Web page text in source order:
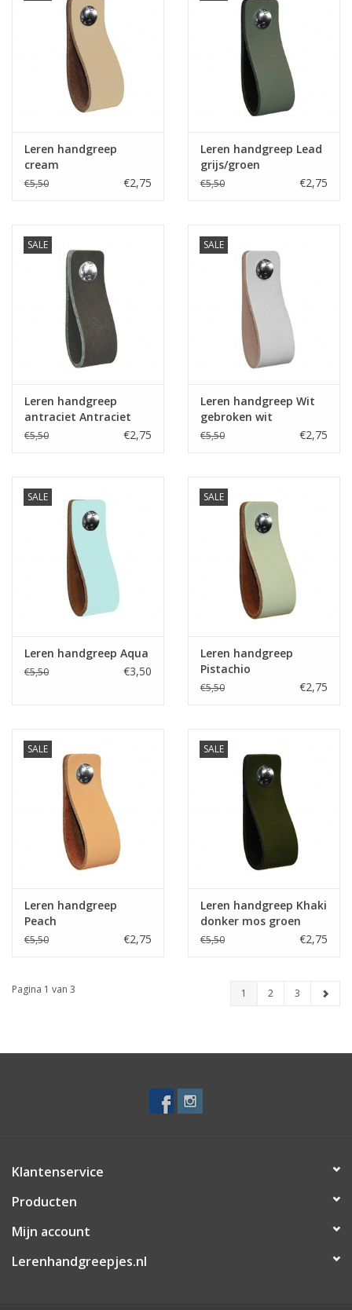
Leren handgreep
cream
€5,50 €2,75
Leren handgreep Lead
grijs/groen
€5,50 €2,75
SALE
Leren handgreep
antraciet Antraciet
€5,50 €2,75
SALE
Leren handgreep Wit
gebroken wit
€5,50 €2,75
SALE
Leren handgreep Aqua
€5,50 €3,50
SALE
Leren handgreep
Pistachio
€5,50 €2,75
SALE
Leren handgreep
Peach
€5,50 €2,75
SALE
Leren handgreep Khaki
donker mos groen
€5,50 €2,75
Pagina 1 van 3 1 2 3
Klantenservice
Producten
Mijn account
Lerenhandgreepjes.nl